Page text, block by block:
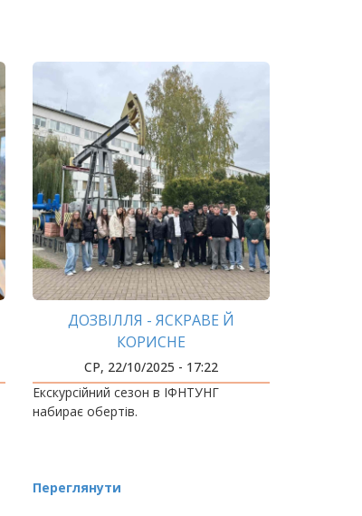
ДОЗВІЛЛЯ - ЯСКРАВЕ Й
КОРИСНЕ
СР, 22/10/2025 - 17:22
Екскурсійний сезон в ІФНТУНГ
набирає обертів.
Переглянути